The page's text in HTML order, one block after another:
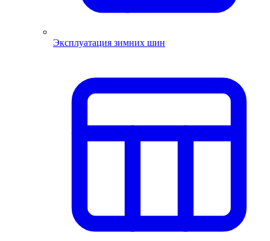
Эксплуатация зимних шин